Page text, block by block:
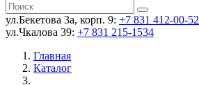
ул.Бекетова 3а, корп. 9: +7 831 412-00-52
ул.Чкалова 39: +7 831 215-1534
Главная
Каталог